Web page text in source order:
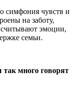
симфония чувств и
на заботу,
эмоции,
семьи.
много говорят